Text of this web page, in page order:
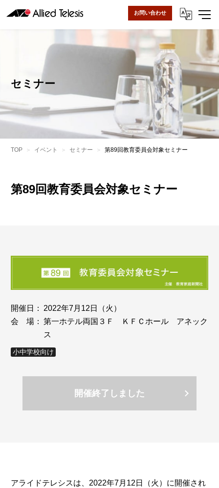
お問い合わせ
セミナー
TOP イベント セミナー 第89回教育委員会対象セミナー
第89回教育委員会対象セミナー
開催日：
2022年7月12日（火）
会 場：
第一ホテル両国３Ｆ ＫＦＣホール アネック
ス
小中学校向け
開催終了しました
アライドテレシスは、2022年7月12日（火）に開催され